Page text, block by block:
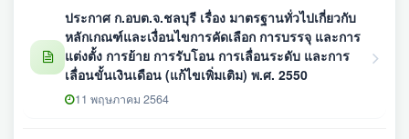
ประกาศ ก.อบต.จ.ชลบุรี เรื่อง มาตรฐานทั่วไปเกี่ยวกับ
หลักเกณฑ์และเงื่อนไขการคัดเลือก การบรรจุ และการ
แต่งตั้ง การย้าย การรับโอน การเลื่อนระดับ และการ
เลื่อนขั้นเงินเดือน (แก้ไขเพิ่มเติม) พ.ศ. 2550
11 พฤษภาคม 2564